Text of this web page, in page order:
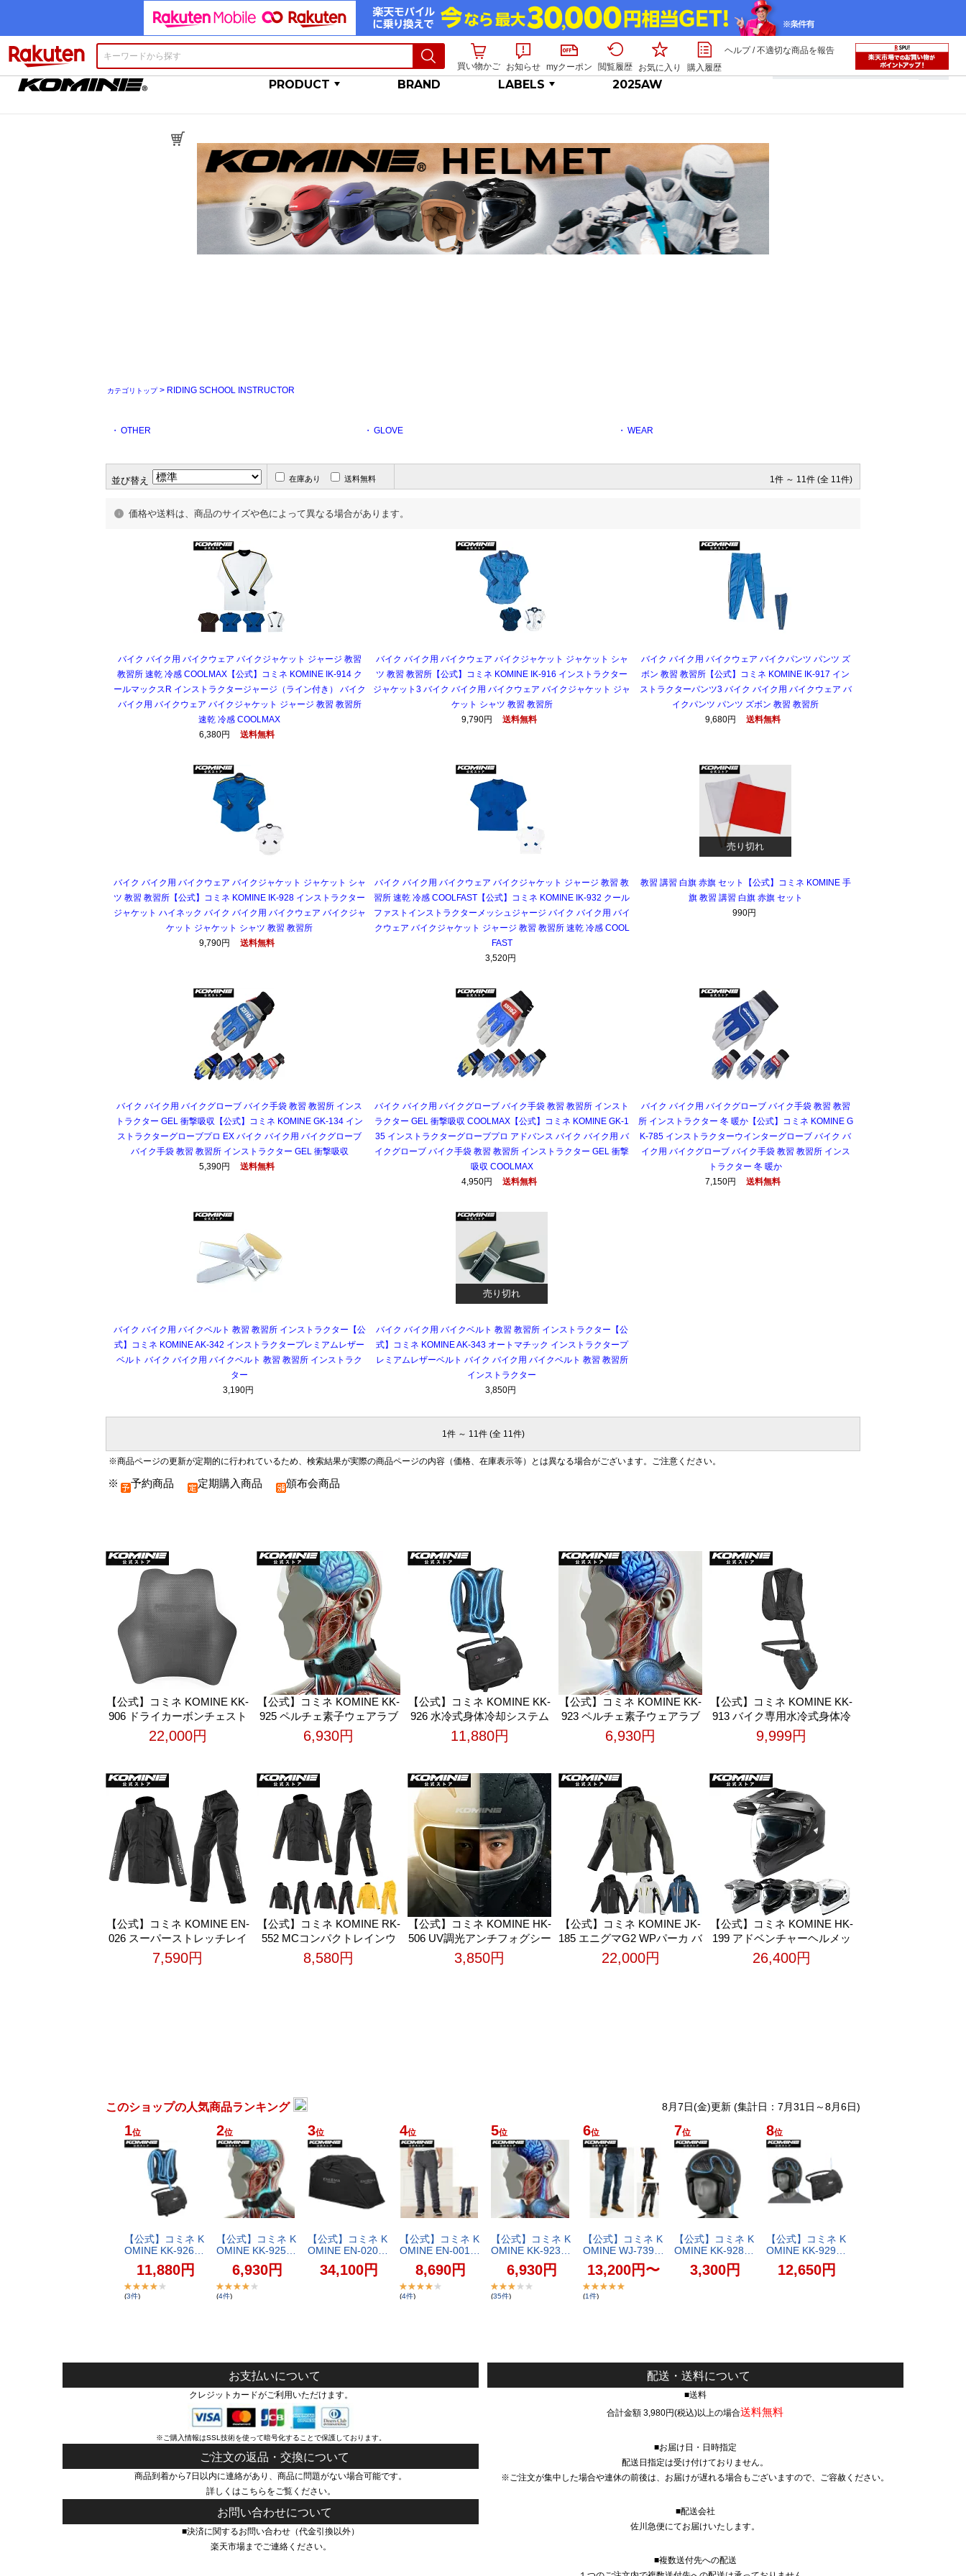
買い物かご
お知らせ myクーポン 閲覧履歴 お気に入り 購入履歴
ヘルプ/不適切な商品を報告
ショッピングガイド ショップレビュー
PRODUCT BRAND LABELS 2025AW
カテゴリトップ> RIDING SCHOOL INSTRUCTOR
・ OTHER ・ GLOVE ・ WEAR
並び替え 在庫あり 送料無料 1件 ～ 11件 (全 11件)
価格や送料は、商品のサイズや色によって異なる場合があります。
バイク バイク用 バイクウェア バイクジャケット ジャージ 教習
教習所 速乾 冷感 COOLMAX【公式】コミネ KOMINE IK-914 ク
ールマックスR インストラクタージャージ（ライン付き） バイク
バイク用 バイクウェア バイクジャケット ジャージ 教習 教習所
速乾 冷感 COOLMAX
6,380円
送料無料
バイク バイク用 バイクウェア バイクジャケット ジャケット シャ
ツ 教習 教習所【公式】コミネ KOMINE IK-916 インストラクター
ジャケット3 バイク バイク用 バイクウェア バイクジャケット ジャ
ケット シャツ 教習 教習所
9,790円
送料無料
バイク バイク用 バイクウェア バイクパンツ パンツ ズ
ボン 教習 教習所【公式】コミネ KOMINE IK-917 イン
ストラクターパンツ3 バイク バイク用 バイクウェア バ
イクパンツ パンツ ズボン 教習 教習所
9,680円
送料無料
売り切れ
バイク バイク用 バイクウェア バイクジャケット ジャケット シャ
ツ 教習 教習所【公式】コミネ KOMINE IK-928 インストラクター
ジャケット ハイネック バイク バイク用 バイクウェア バイクジャ
ケット ジャケット シャツ 教習 教習所
9,790円
送料無料
バイク バイク用 バイクウェア バイクジャケット ジャージ 教習 教
習所 速乾 冷感 COOLFAST【公式】コミネ KOMINE IK-932 クール
ファストインストラクターメッシュジャージ バイク バイク用 バイ
クウェア バイクジャケット ジャージ 教習 教習所 速乾 冷感 COOL
FAST
3,520円
教習 講習 白旗 赤旗 セット【公式】コミネ KOMINE 手
旗 教習 講習 白旗 赤旗 セット
990円
バイク バイク用 バイクグローブ バイク手袋 教習 教習所 インス
トラクター GEL 衝撃吸収【公式】コミネ KOMINE GK-134 イン
ストラクターグローブプロ EX バイク バイク用 バイクグローブ
バイク手袋 教習 教習所 インストラクター GEL 衝撃吸収
5,390円
送料無料
バイク バイク用 バイクグローブ バイク手袋 教習 教習所 インスト
ラクター GEL 衝撃吸収 COOLMAX【公式】コミネ KOMINE GK-1
35 インストラクターグローブプロ アドバンス バイク バイク用 バ
イクグローブ バイク手袋 教習 教習所 インストラクター GEL 衝撃
吸収 COOLMAX
4,950円
送料無料
バイク バイク用 バイクグローブ バイク手袋 教習 教習
所 インストラクター 冬 暖か【公式】コミネ KOMINE G
K-785 インストラクターウインターグローブ バイク バ
イク用 バイクグローブ バイク手袋 教習 教習所 インス
トラクター 冬 暖か
7,150円
送料無料
売り切れ
バイク バイク用 バイクベルト 教習 教習所 インストラクター【公
式】コミネ KOMINE AK-342 インストラクタープレミアムレザー
ベルト バイク バイク用 バイクベルト 教習 教習所 インストラク
ター
3,190円
バイク バイク用 バイクベルト 教習 教習所 インストラクター【公
式】コミネ KOMINE AK-343 オートマチック インストラクタープ
レミアムレザーベルト バイク バイク用 バイクベルト 教習 教習所
インストラクター
3,850円
1件 ～ 11件 (全 11件)
※商品ページの更新が定期的に行われているため、検索結果が実際の商品ページの内容（価格、在庫表示等）とは異なる場合がございます。ご注意ください。
※ 予約商品 定期購入商品 頒布会商品
【公式】コミネ KOMINE KK-
906 ドライカーボンチェスト
プレート バイク バイク用 日
本製カーボン ロケット品質
22,000円
【公式】コミネ KOMINE KK-
925 ペルチェ素子ウェアラブ
ル ブレインクーラー G2 バイ
ク バイク用 涼しい 暑さ対策
ング
6,930円
【公式】コミネ KOMINE KK-
926 水冷式身体冷却システム
G2 バイク バイク用 涼しい
暑さ対策 熱中症対策 冷却 快
11,880円
【公式】コミネ KOMINE KK-
923 ペルチェ素子ウェアラブ
ル ブレインクーラー バイク
バイク用 涼しい 暑さ対策 熱
6,930円
【公式】コミネ KOMINE KK-
913 バイク専用水冷式身体冷
却システム バイク バイク用
涼しい 暑さ対策 熱中症対策
9,999円
【公式】コミネ KOMINE EN-
026 スーパーストレッチレイ
ンウェア バイク バイクウェ
ア バイクジャケット パンツ
7,590円
【公式】コミネ KOMINE RK-
552 MCコンパクトレインウ
ェア バイク バイクウェア バ
イクジャケット パンツ セッ
8,580円
【公式】コミネ KOMINE HK-
506 UV調光アンチフォグシー
ト バイク バイク用 スモーク
フォトクロミック 曇り止め
3,850円
【公式】コミネ KOMINE JK-
185 エニグマG2 WPパーカ バ
イク バイク用 バイクウェア
バイクジャケット メッシュジ
22,000円
【公式】コミネ KOMINE HK-
199 アドベンチャーヘルメッ
ト ラーマ バイク バイク用 ヘ
ルメット SG規格 UVカット
26,400円
このショップの人気商品ランキング 8月7日(金)更新 (集計日：7月31日～8月6日)
1位
【​公​式​】​コ​ミ​ネ​ ​K​
O​M​I​N​E​ ​K​K​-​9​2​6​…
11,880円
(3件)
2位
【​公​式​】​コ​ミ​ネ​ ​K​
O​M​I​N​E​ ​K​K​-​9​2​5​…
6,930円
(4件)
3位
【​公​式​】​コ​ミ​ネ​ ​K​
O​M​I​N​E​ ​E​N​-​0​2​0​…
34,100円
4位
【​公​式​】​コ​ミ​ネ​ ​K​
O​M​I​N​E​ ​E​N​-​0​0​1​…
8,690円
(4件)
5位
【​公​式​】​コ​ミ​ネ​ ​K​
O​M​I​N​E​ ​K​K​-​9​2​3​…
6,930円
(35件)
6位
【​公​式​】​コ​ミ​ネ​ ​K​
O​M​I​N​E​ ​W​J​-​7​3​9​…
13,200円〜
(1件)
7位
【​公​式​】​コ​ミ​ネ​ ​K​
O​M​I​N​E​ ​K​K​-​9​2​8​…
3,300円
8位
【​公​式​】​コ​ミ​ネ​ ​K​
O​M​I​N​E​ ​K​K​-​9​2​9​…
12,650円
お支払いについて
クレジットカードがご利用いただけます。
※ご購入情報はSSL技術を使って暗号化することで保護しております。
ご注文の返品・交換について
商品到着から7日以内に連絡があり、商品に問題がない場合可能です。
詳しくはこちら をご覧ください。
お問い合わせについて
■決済に関するお問い合わせ（代金引換以外）
楽天市場までご連絡ください。
配送・送料について
■送料
合計金額 3,980円(税込)以上の場合送料無料
■お届け日・日時指定
配送日指定は受け付けておりません。
※ご注文が集中した場合や連休の前後は、お届けが遅れる場合もございますので、ご容赦ください。
■配送会社
佐川急便にてお届けいたします。
■複数送付先への配送